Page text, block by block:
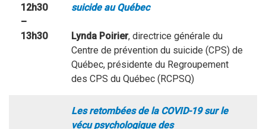
12h30
–
13h30
suicide au Québec
Lynda Poirier, directrice générale du
Centre de prévention du suicide (CPS) de
Québec, présidente du Regroupement
des CPS du Québec (RCPSQ)
Les retombées de la COVID-19 sur le
vécu psychologique des